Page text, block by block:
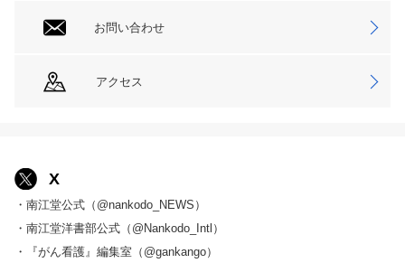
お問い合わせ
アクセス
X
・南江堂公式（@nankodo_NEWS）
・南江堂洋書部公式（@Nankodo_Intl）
・『がん看護』編集室（@gankango）